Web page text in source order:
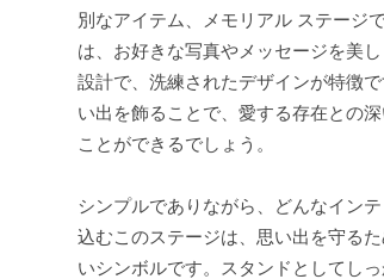
別なアイテム、メモリアル ステージ
は、お好きな写真やメッセージを美
設計で、洗練されたデザインが特徴
い出を飾ることで、愛する存在との
ことができるでしょう。
シンプルでありながら、どんなイン
込むこのステージは、思い出を守る
いシンボルです。スタンドとしてしっ